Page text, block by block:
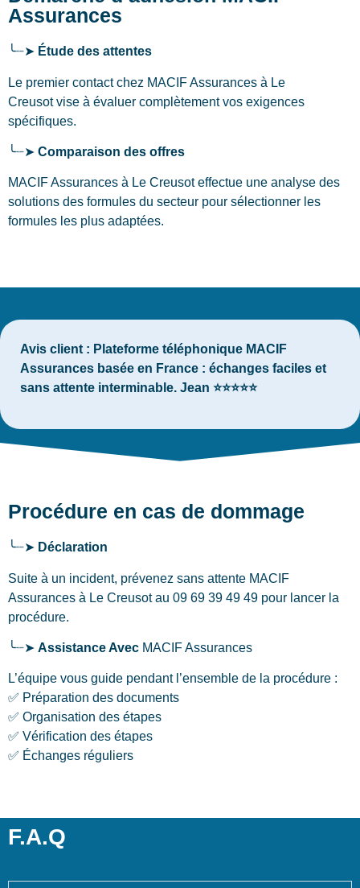
Assurances
╰┈➤ Étude des attentes
Le premier contact chez MACIF Assurances à Le
Creusotvise à évaluer complètement vos exigences
spécifiques.
╰┈➤ Comparaison des offres
MACIF Assurances à Le Creusot effectue une analyse des
solutions des formules du secteur pour sélectionner les
formules les plus adaptées.
Avis client : Plateforme téléphonique MACIF
Assurances basée en France : échanges faciles et
sans attente interminable. Jean ⭐⭐⭐⭐⭐
Procédure en cas de dommage
╰┈➤ Déclaration
Suite à un incident, prévenez sans attente MACIF
Assurances à Le Creusotau 09 69 39 49 49 pour lancer la
procédure.
╰┈➤ Assistance Avec MACIF Assurances
L’équipe vous guide pendant l’ensemble de la procédure :
✅ Préparation des documents
✅ Organisation des étapes
✅ Vérification des étapes
✅ Échanges réguliers
F.A.Q